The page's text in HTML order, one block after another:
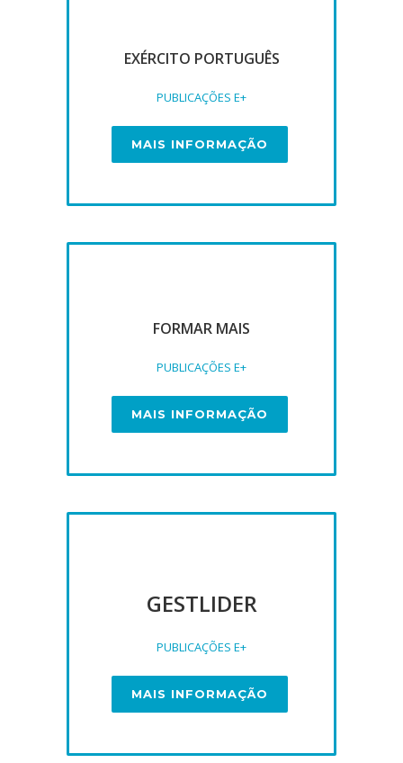
EXÉRCITO PORTUGUÊS
PUBLICAÇÕES E+
MAIS INFORMAÇÃO
FORMAR MAIS
PUBLICAÇÕES E+
MAIS INFORMAÇÃO
GESTLIDER
PUBLICAÇÕES E+
MAIS INFORMAÇÃO